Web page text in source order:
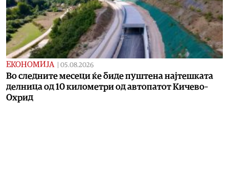
ЕКОНОМИЈА 05.08.2026
Во следните месеци ќе биде пуштена најтешката
делница од 10 километри од автопатот Кичево–
Охрид